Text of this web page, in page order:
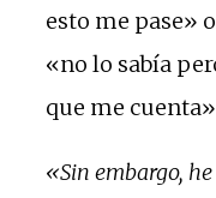
esto me pase»
«no lo sabía
que me cuenta»
«Sin embargo,